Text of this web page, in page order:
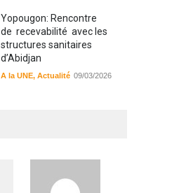
Yopougon: Rencontre
de recevabilité avec les
structures sanitaires
d’Abidjan
A la UNE, Actualité 09/03/2026